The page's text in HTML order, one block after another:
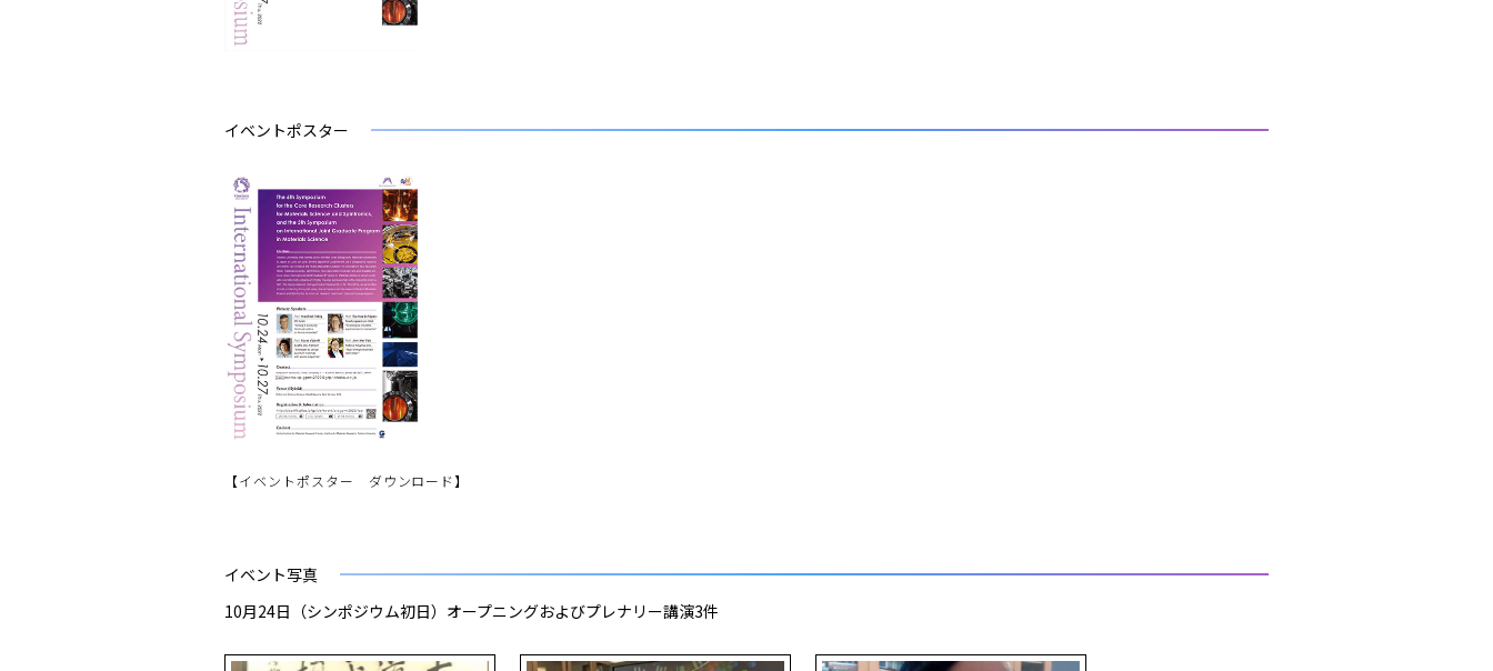
イベントポスター
【イベントポスター ダウンロード】
イベント写真
10月24日（シンポジウム初日）オープニングおよびプレナリー講演3件